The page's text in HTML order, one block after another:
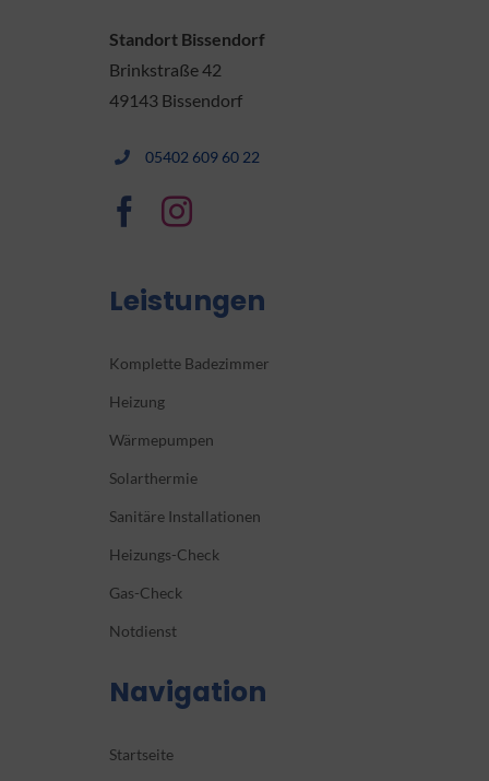
Standort Bissendorf
Brinkstraße 42
49143 Bissendorf
05402 609 60 22
Leistungen
Komplette Badezimmer
Heizung
Wärmepumpen
Solarthermie
Sanitäre Installationen
Heizungs-Check
Gas-Check
Notdienst
Navigation
Startseite